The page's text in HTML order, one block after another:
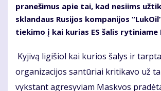
pranešimus apie tai, kad nesiims
sklandaus Rusijos kompanijos
tiekimo į kai kurias ES šalis rytiniame
Kyjivą ligišiol kai kurios šalys ir
organizacijos santūriai kritikavo už
vykstant agresyviam Maskvos